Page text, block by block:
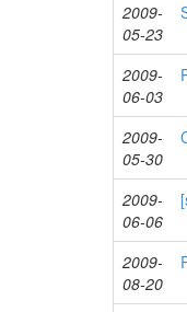
2009-
05-23
2009-
06-03
2009-
05-30
2009-
06-06
2009-
08-20